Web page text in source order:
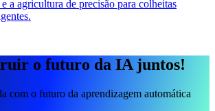
a agricultura de precisão para colheitas
o futuro da IA juntos!
com o futuro da aprendizagem automática